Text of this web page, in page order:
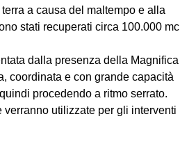
a causa del maltempo e alla
stati recuperati circa 100.000 mc
dalla presenza della Magnifica
coordinata e con grande capacità
procedendo a ritmo serrato.
utilizzate per gli interventi